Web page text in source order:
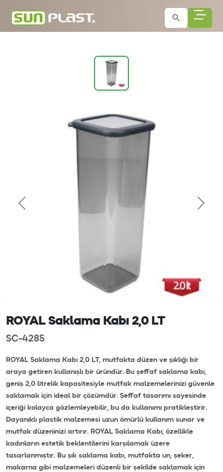
ROYAL Saklama Kabı 2,0 LT
SC-4285
ROYAL Saklama Kabı 2,0 LT, mutfakta düzen ve şıklığı bir
araya getiren kullanışlı bir üründür. Bu şeffaf saklama kabı,
geniş 2,0 litrelik kapasitesiyle mutfak malzemelerinizi güvenle
saklamak için ideal bir çözümdür. Şeffaf tasarımı sayesinde
içeriği kolayca gözlemleyebilir, bu da kullanımı pratikleştirir.
Dayanıklı plastik malzemesi uzun ömürlü kullanım sunar ve
mutfak düzeninizi artırır. ROYAL Saklama Kabı, özellikle
kadınların estetik beklentilerini karşılamak üzere
tasarlanmıştır. Bu şık saklama kabı, mutfakta un, şeker,
makarna gibi malzemeleri düzenli bir şekilde saklamak için